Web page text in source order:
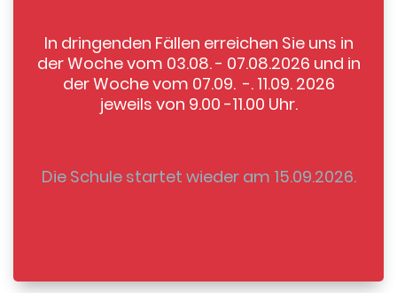
In dringenden Fällen erreichen Sie uns in
der Woche vom 03.08. - 07.08.2026 und in
der Woche vom 07.09. -. 11.09. 2026
jeweils von 9.00 -11.00 Uhr.
Die Schule startet wieder am 15.09.2026.